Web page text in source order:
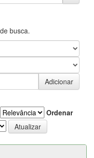
busca.
Ordenar